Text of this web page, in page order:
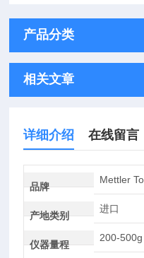
产品分类
相关文章
详细介绍 在线留言
品牌
Mettler
产地类别
进口
仪器量程
200-500g